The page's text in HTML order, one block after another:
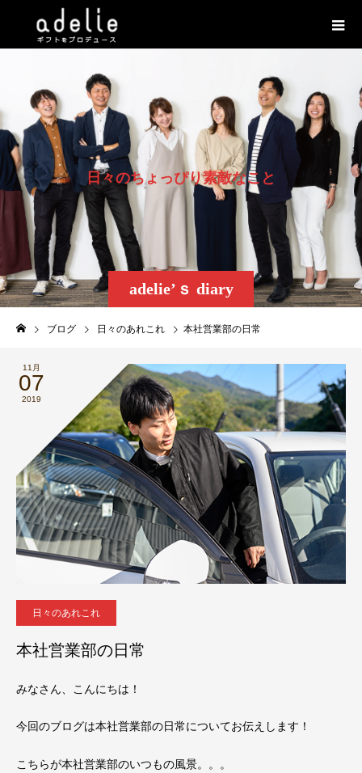
adelie’ｓ diary
日々のちょ っぴり素敵なこ と
ブログ 日々のあれこれ 本社営業部の日常
11月
07
2019
日々のあれこれ
本社営業部の日常
みなさん、こんにちは！
今回のブログは本社営業部の日常についてお伝えします！
こちらが本社営業部のいつもの風景。。。